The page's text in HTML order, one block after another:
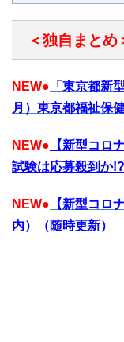
＜独自まとめ
NEW● 「東京都新
月）東京都福祉保
NEW● 【新型コロ
試験は応募殺到か!?
NEW● 【新型コロ
内）（随時更新）